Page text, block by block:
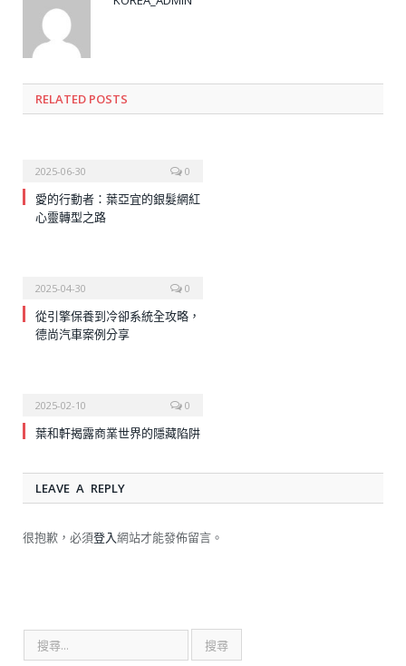
RELATED POSTS
2025-06-30 0
愛的行動者：葉亞宜的銀髮網紅
心靈轉型之路
2025-04-30 0
從引擎保養到冷卻系統全攻略，
德尚汽車案例分享
2025-02-10 0
葉和軒揭露商業世界的隱藏陷阱
LEAVE A REPLY
很抱歉，必須登入網站才能發佈留言。